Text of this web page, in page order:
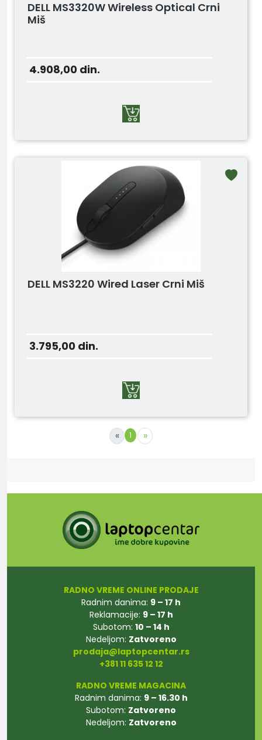
DELL MS3320W Wireless Optical Crni
Miš
4.908,00 din.
DELL MS3220 Wired Laser Crni Miš
3.795,00 din.
« 1 »
RADNO VREME ONLINE PRODAJE
Radnim danima: 9 – 17 h
Reklamacije: 9 – 17 h
Subotom: 10 – 14 h
Nedeljom: Zatvoreno
prodaja@laptopcentar.rs
+381 11 635 12 12
RADNO VREME MAGACINA
Radnim danima: 9 – 16.30 h
Subotom: Zatvoreno
Nedeljom: Zatvoreno